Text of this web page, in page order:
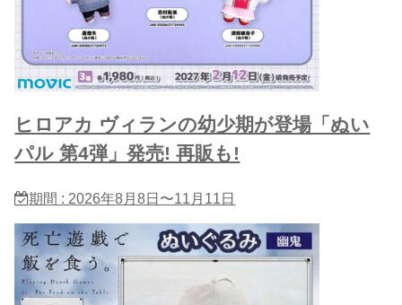
ヒロアカ ヴィランの幼少期が登場「ぬい
パル 第4弾」発売! 再販も!
期間 : 2026年8月8日〜11月11日